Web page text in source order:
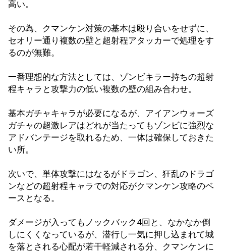
高い。
その為、クマンケン対策の基本は殴り合いをせずに、
セオリー通り複数の壁と超射程アタッカーで処理をす
るのが無難。
一番理想的な方法としては、ゾンビキラー持ちの超射
程キャラと攻撃力の低い複数の壁の組み合わせ。
基本ガチャキャラが必要になるが、アイアンウォーズ
ガチャの超激レアはどれが当たってもゾンビに強烈な
アドバンテージを取れるため、一体は確保しておきた
い所。
次いで、単体攻撃にはなるがドラゴン、狂乱のドラゴ
ンなどの超射程キャラでの対応がクマンケン攻略のベ
ースとなる。
ダメージが入ってもノックバック4回と、なかなか倒
しにくくなっているが、潜行し一気に押し込まれて城
を落とされる心配が若干軽減される分、クマンケンに